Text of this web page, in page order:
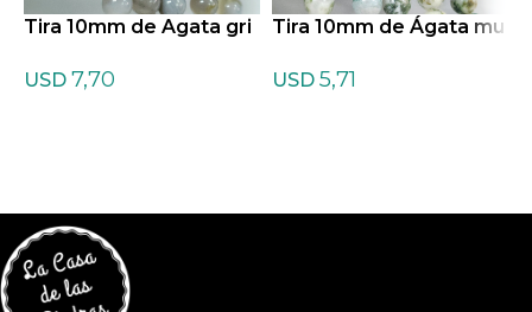
Tira 10mm de Agata gri
USD 7,70
Tira 10mm de Ágata mu
USD 5,71